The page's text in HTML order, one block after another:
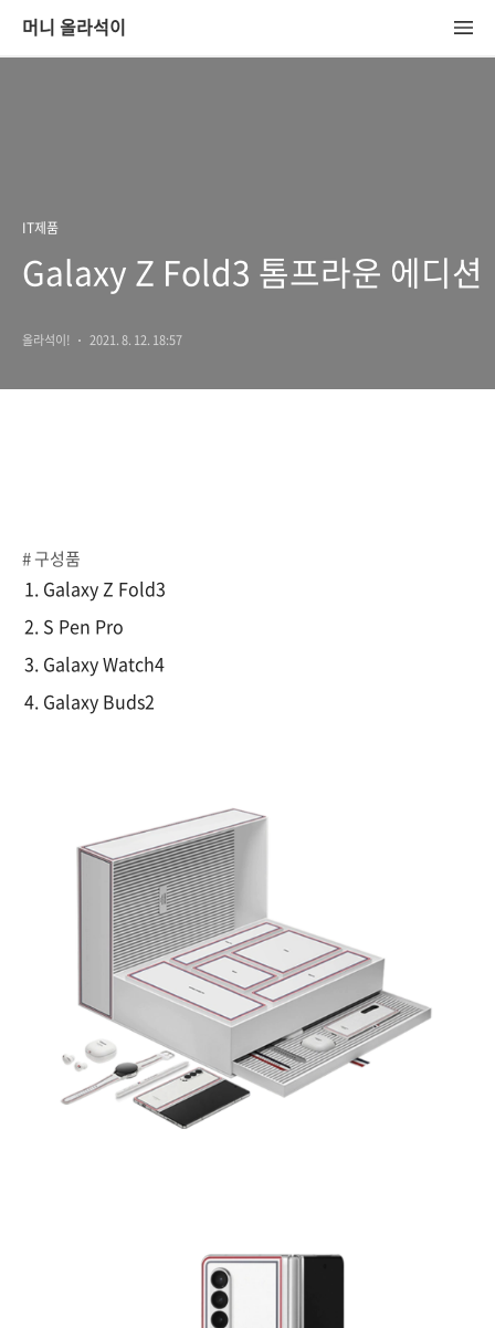
머니 올라석이
IT제품
Galaxy Z Fold3 톰프라운 에디션
올라석이! 2021. 8. 12. 18:57
# 구성품
Galaxy Z Fold3
S Pen Pro
Galaxy Watch4
Galaxy Buds2